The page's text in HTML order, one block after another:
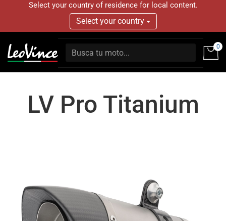
Select your country of residence for local content.
Select your country
0
LV Pro Titanium